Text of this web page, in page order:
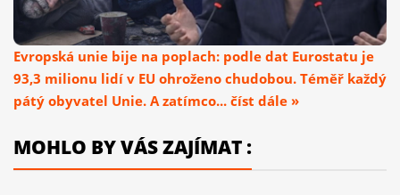
Evropská unie bije na poplach: podle dat Eurostatu je
93,3 milionu lidí v EU ohroženo chudobou. Téměř každý
pátý obyvatel Unie. A zatímco... číst dále »
MOHLO BY VÁS ZAJÍMAT :